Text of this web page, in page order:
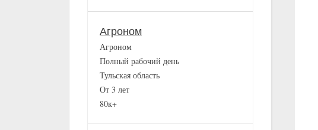
Агроном
Агроном
Полный рабочий день
Тульская область
От 3 лет
80к+